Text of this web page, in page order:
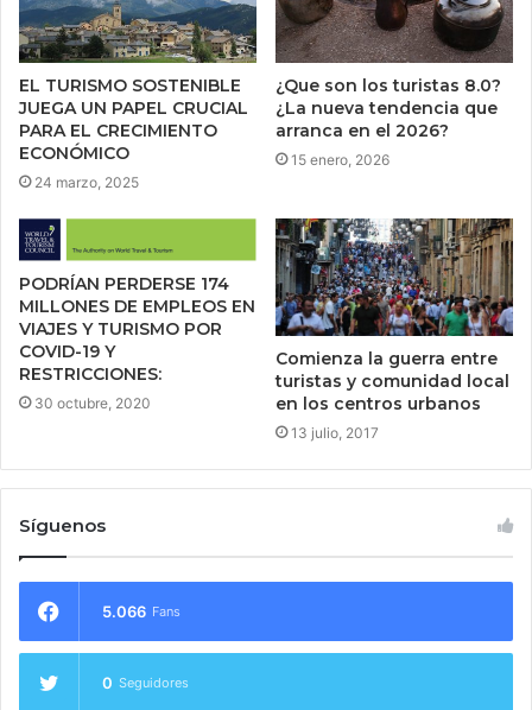
EL TURISMO SOSTENIBLE
JUEGA UN PAPEL CRUCIAL
PARA EL CRECIMIENTO
ECONÓMICO
24 marzo, 2025
¿Que son los turistas 8.0?
¿La nueva tendencia que
arranca en el 2026?
15 enero, 2026
PODRÍAN PERDERSE 174
MILLONES DE EMPLEOS EN
VIAJES Y TURISMO POR
COVID-19 Y
RESTRICCIONES:
30 octubre, 2020
Comienza la guerra entre
turistas y comunidad local
en los centros urbanos
13 julio, 2017
Síguenos
5.066 Fans
0 Seguidores